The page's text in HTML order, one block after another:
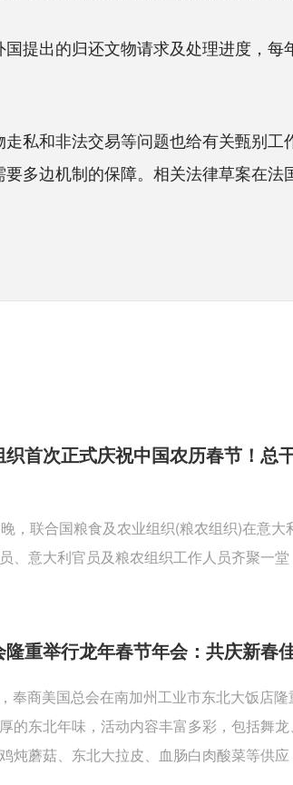
出的归还文物请求及处理进度，每
和非法交易等问题也给有关甄别工
多边机制的保障。相关法律草案在
首次正式庆祝中国农历春节！总
，联合国粮食及农业组织(粮农组织)在意大
、意大利官员及粮农组织工作人员齐聚一堂
重举行龙年春节年会：共庆新春
奉商美国总会在南加州工业市东北大饭店
的东北年味，活动内容丰富多彩，包括舞
炖蘑菇、东北大拉皮、血肠白肉酸菜等供